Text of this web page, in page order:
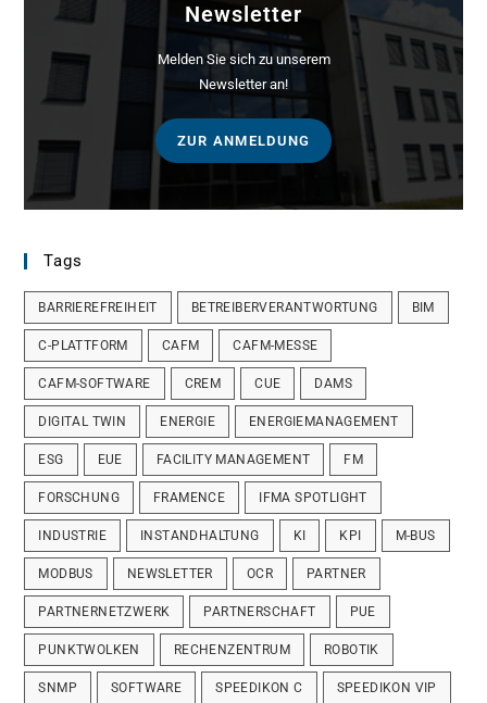
Newsletter
Melden Sie sich zu unserem
Newsletter an!
ZUR ANMELDUNG
Tags
BARRIEREFREIHEIT BETREIBERVERANTWORTUNG BIM
C-PLATTFORM CAFM CAFM-MESSE
CAFM-SOFTWARE CREM CUE DAMS
DIGITAL TWIN ENERGIE ENERGIEMANAGEMENT
ESG EUE FACILITY MANAGEMENT FM
FORSCHUNG FRAMENCE IFMA SPOTLIGHT
INDUSTRIE INSTANDHALTUNG KI KPI M-BUS
MODBUS NEWSLETTER OCR PARTNER
PARTNERNETZWERK PARTNERSCHAFT PUE
PUNKTWOLKEN RECHENZENTRUM ROBOTIK
SNMP SOFTWARE SPEEDIKON C SPEEDIKON VIP